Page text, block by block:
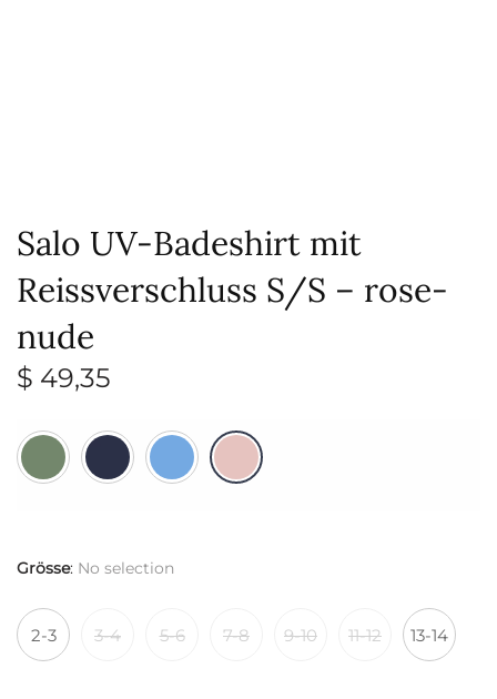
Salo UV-Badeshirt mit
Reissverschluss S/S – rose-
nude
$ 49,35
Grösse: No selection
2-3 3-4 5-6 7-8 9-10 11-12 13-14